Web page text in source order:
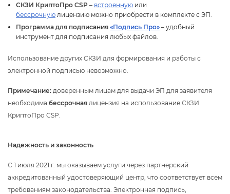
СКЗИ КриптоПро CSP – строенную или
ессрочную лицензию можно приобрести в комплекте с ЭП.
Программа для подписания «Подпись Про» – удобный
инструмент для подписания любых файлов.
Использование других СКЗИ для формирования и работы с
электронной подписью невозможно.
Примечание: доверенным лицам для выдачи ЭП для заявителя
необходима ессрочная лицензия на использование СКЗИ
КриптоПро CSP.
Надежность и законность
С 1 июля 2021 г. мы оказываем услуги через партнерский
аккредитованный удостоверяющий центр, что соответствует всем
требованиям законодательства. Электронная подпись,